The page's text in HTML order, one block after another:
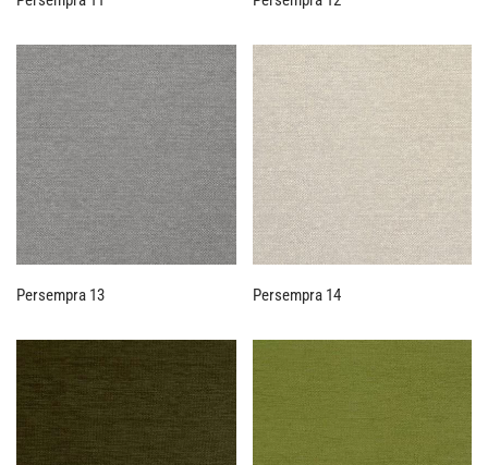
Persempra 13 Persempra 14